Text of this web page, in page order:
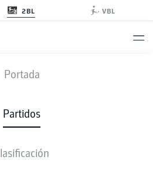
2BL VBL
Portada
Partidos
- EBS
3 2
ESTADÍSTICAS